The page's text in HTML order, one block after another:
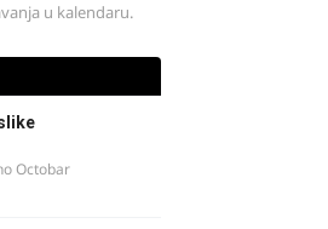
u kalendaru.
Octobar